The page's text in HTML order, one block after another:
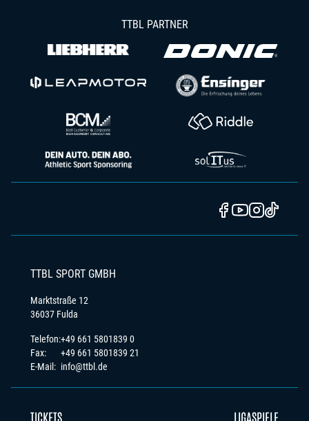
TTBL PARTNER
TTBL SPORT GMBH
Marktstraße 12
36037 Fulda
Telefon:
Fax:
E-Mail:
+49 661 5801839 0
+49 661 5801839 21
info@ttbl.de
TICKETS LIGASPIELE